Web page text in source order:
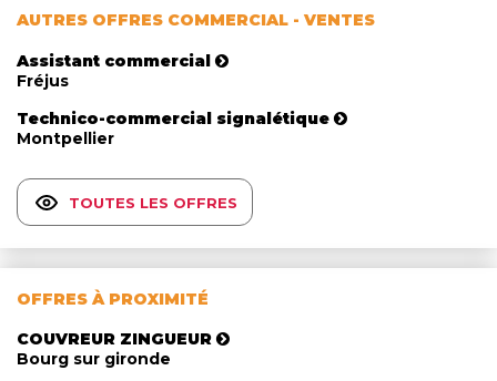
AUTRES OFFRES COMMERCIAL - VENTES
Assistant commercial
Fréjus
Technico-commercial signalétique
Montpellier
TOUTES LES OFFRES
OFFRES À PROXIMITÉ
COUVREUR ZINGUEUR
Bourg sur gironde